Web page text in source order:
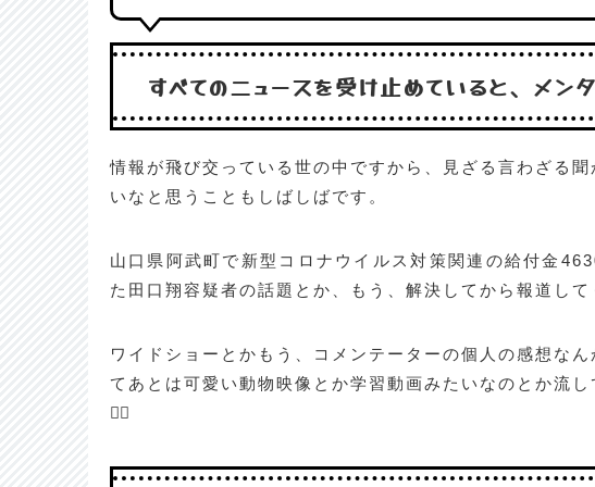
すべてのニュースを受け止めていると、メン
情報が飛び交っている世の中ですから、見ざる言わざる
いなと思うこともしばしばです。
山口県阿武町で新型コロナウイルス対策関連の給付金
た田口翔容疑者の話題とか、もう、解決してから報道し
ワイドショーとかもう、コメンテーターの個人の感想な
てあとは可愛い動物映像とか学習動画みたいなのとか流
😵‍💫